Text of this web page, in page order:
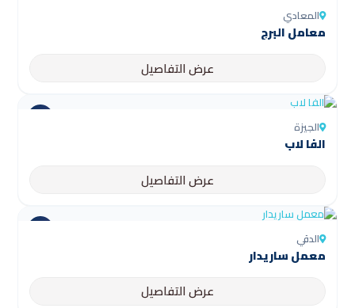
المعادي
معامل البرج
عرض التفاصيل
الجيزة
الفا لاب
عرض التفاصيل
الدقي
معمل ساريدار
عرض التفاصيل